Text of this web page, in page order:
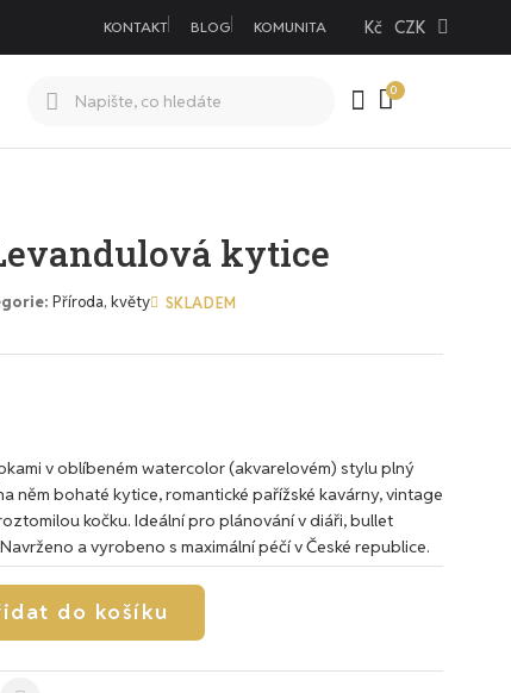
KONTAKT BLOG KOMUNITA Kč CZK
kytice
Příroda, květy SKLADEM
v oblíbeném watercolor (akvarelovém) stylu plný
něm bohaté kytice, romantické pařížské kavárny, vintage
kočku. Ideální pro plánování v diáři, bullet
a vyrobeno s maximální péčí v České republice.
do košíku